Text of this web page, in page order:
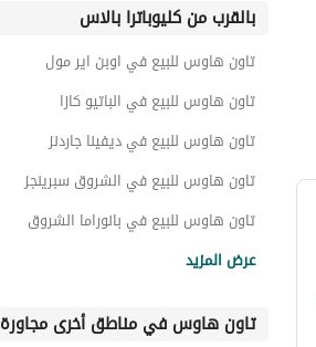
بالقرب من كليوباترا بالاس
تاون هاوس للبيع في اوبن اير مول
تاون هاوس للبيع في الباتيو كازا
تاون هاوس للبيع في ديفينا جاردنز
تاون هاوس للبيع في الشروق سبرينجز
تاون هاوس للبيع في بانوراما الشروق
تاون هاوس للبيع في وصال
عرض المزيد
تاون هاوس في مناطق أخرى مجاورة